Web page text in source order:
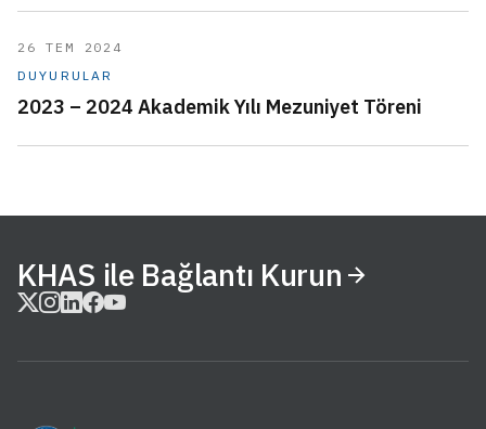
26 TEM 2024
DUYURULAR
2023 – 2024 Akademik Yılı Mezuniyet Töreni
KHAS ile Bağlantı Kurun